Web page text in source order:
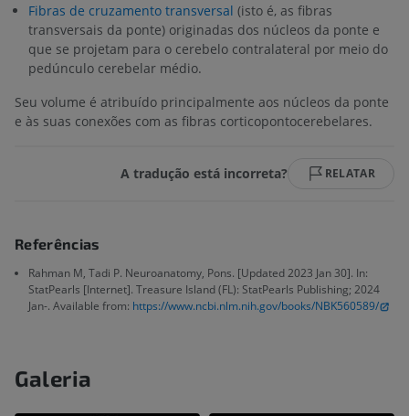
Fibras de cruzamento transversal (isto é, as fibras
transversais da ponte) originadas dos núcleos da ponte e
que se projetam para o cerebelo contralateral por meio do
pedúnculo cerebelar médio.
Seu volume é atribuído principalmente aos núcleos da ponte
e às suas conexões com as fibras corticopontocerebelares.
A tradução está incorreta? RELATAR
Referências
Rahman M, Tadi P. Neuroanatomy, Pons. [Updated 2023 Jan 30]. In:
StatPearls [Internet]. Treasure Island (FL): StatPearls Publishing; 2024
Jan-. Available from: https://www.ncbi.nlm.nih.gov/books/NBK560589/
Galeria